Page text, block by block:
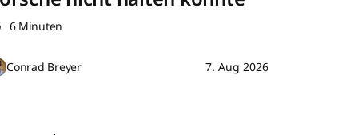
6 Minuten
Conrad Breyer 7. Aug 2026